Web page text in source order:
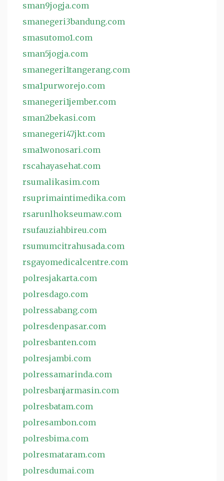
sman9jogja.com
smanegeri3bandung.com
smasutomo1.com
sman5jogja.com
smanegeri1tangerang.com
sma1purworejo.com
smanegeri1jember.com
sman2bekasi.com
smanegeri47jkt.com
sma1wonosari.com
rscahayasehat.com
rsumalikasim.com
rsuprimaintimedika.com
rsarunlhokseumaw.com
rsufauziahbireu.com
rsumumcitrahusada.com
rsgayomedicalcentre.com
polresjakarta.com
polresdago.com
polressabang.com
polresdenpasar.com
polresbanten.com
polresjambi.com
polressamarinda.com
polresbanjarmasin.com
polresbatam.com
polresambon.com
polresbima.com
polresmataram.com
polresdumai.com